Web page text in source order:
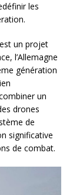
les
un projet
l’Allemagne
génération
un
drones
de
significative
de combat.